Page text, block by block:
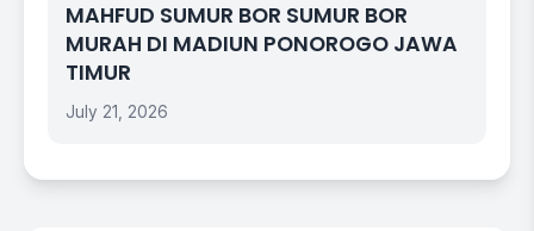
MAHFUD SUMUR BOR SUMUR BOR
MURAH DI MADIUN PONOROGO JAWA
TIMUR
July 21, 2026